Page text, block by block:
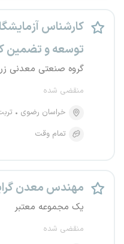
کارشناس
توسعه و تضمین
گروه صنعتی معدنی
منقضی شده
خراسان رضوی
تمام وقت
مهندس معدن
یک مجموعه معتبر
منقضی شده